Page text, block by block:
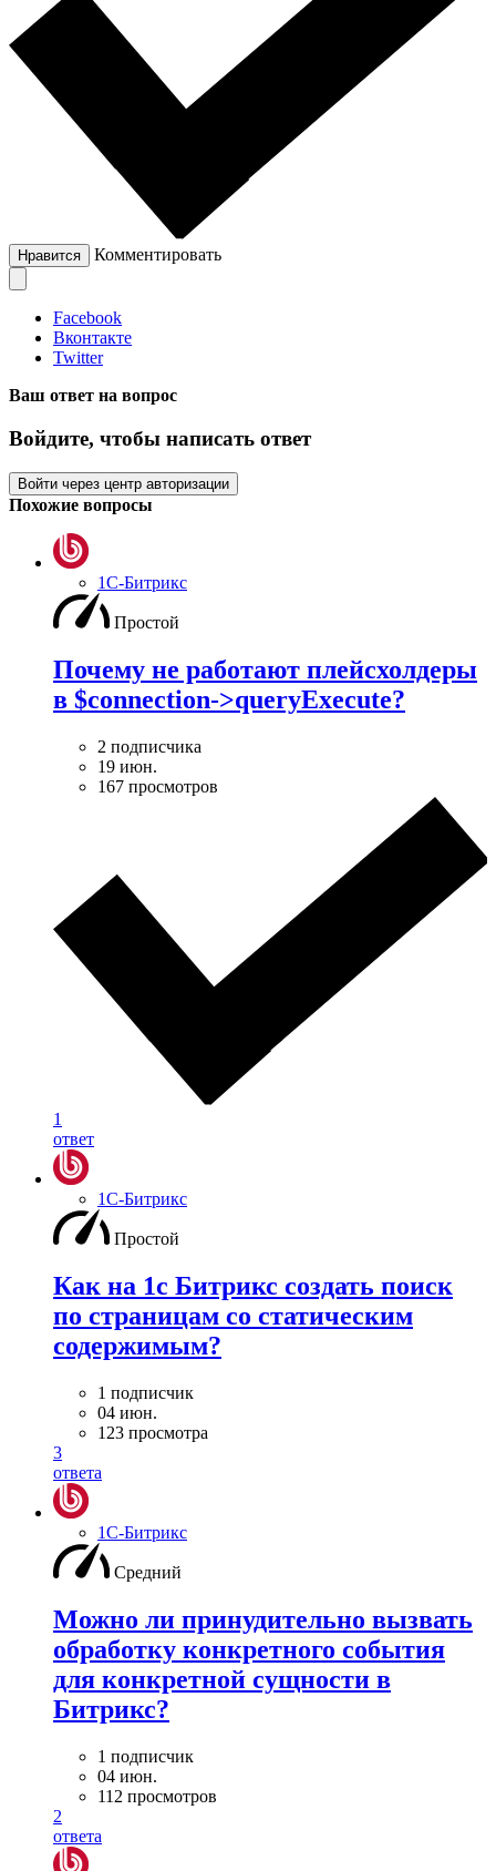
Нравится Комментировать
Facebook
Вконтакте
Twitter
Ваш ответ на вопрос
Войдите, чтобы написать ответ
Войти через центр авторизации
Похожие вопросы
1С-Битрикс
Простой
Почему не работают плейсхолдеры
в $connection->queryExecute?
2 подписчика
19 июн.
167 просмотров
1
ответ
1С-Битрикс
Простой
Как на 1с Битрикс создать поиск
по страницам со статическим
содержимым?
1 подписчик
04 июн.
123 просмотра
3
ответа
1С-Битрикс
Средний
Можно ли принудительно вызвать
обработку конкретного события
для конкретной сущности в
Битрикс?
1 подписчик
04 июн.
112 просмотров
2
ответа